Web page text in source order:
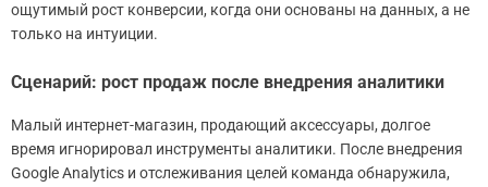
ощутимый рост конверсии, когда они основаны на данных, а не
только на интуиции.
Сценарий: рост продаж после внедрения аналитики
Малый интернет-магазин, продающий аксессуары, долгое
время игнорировал инструменты аналитики. После внедрения
Google Analytics и отслеживания целей команда обнаружила,